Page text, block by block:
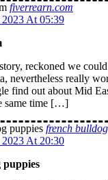
fiverrearn.com
2023 At 05:39
reckoned we could
nevertheless really
find out about Mid
same time […]
french
2023 At 20:30